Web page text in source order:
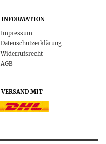
INFORMATION
Impressum
Datenschutz­erklärung
Widerruf­srecht
AGB
VERSAND MIT